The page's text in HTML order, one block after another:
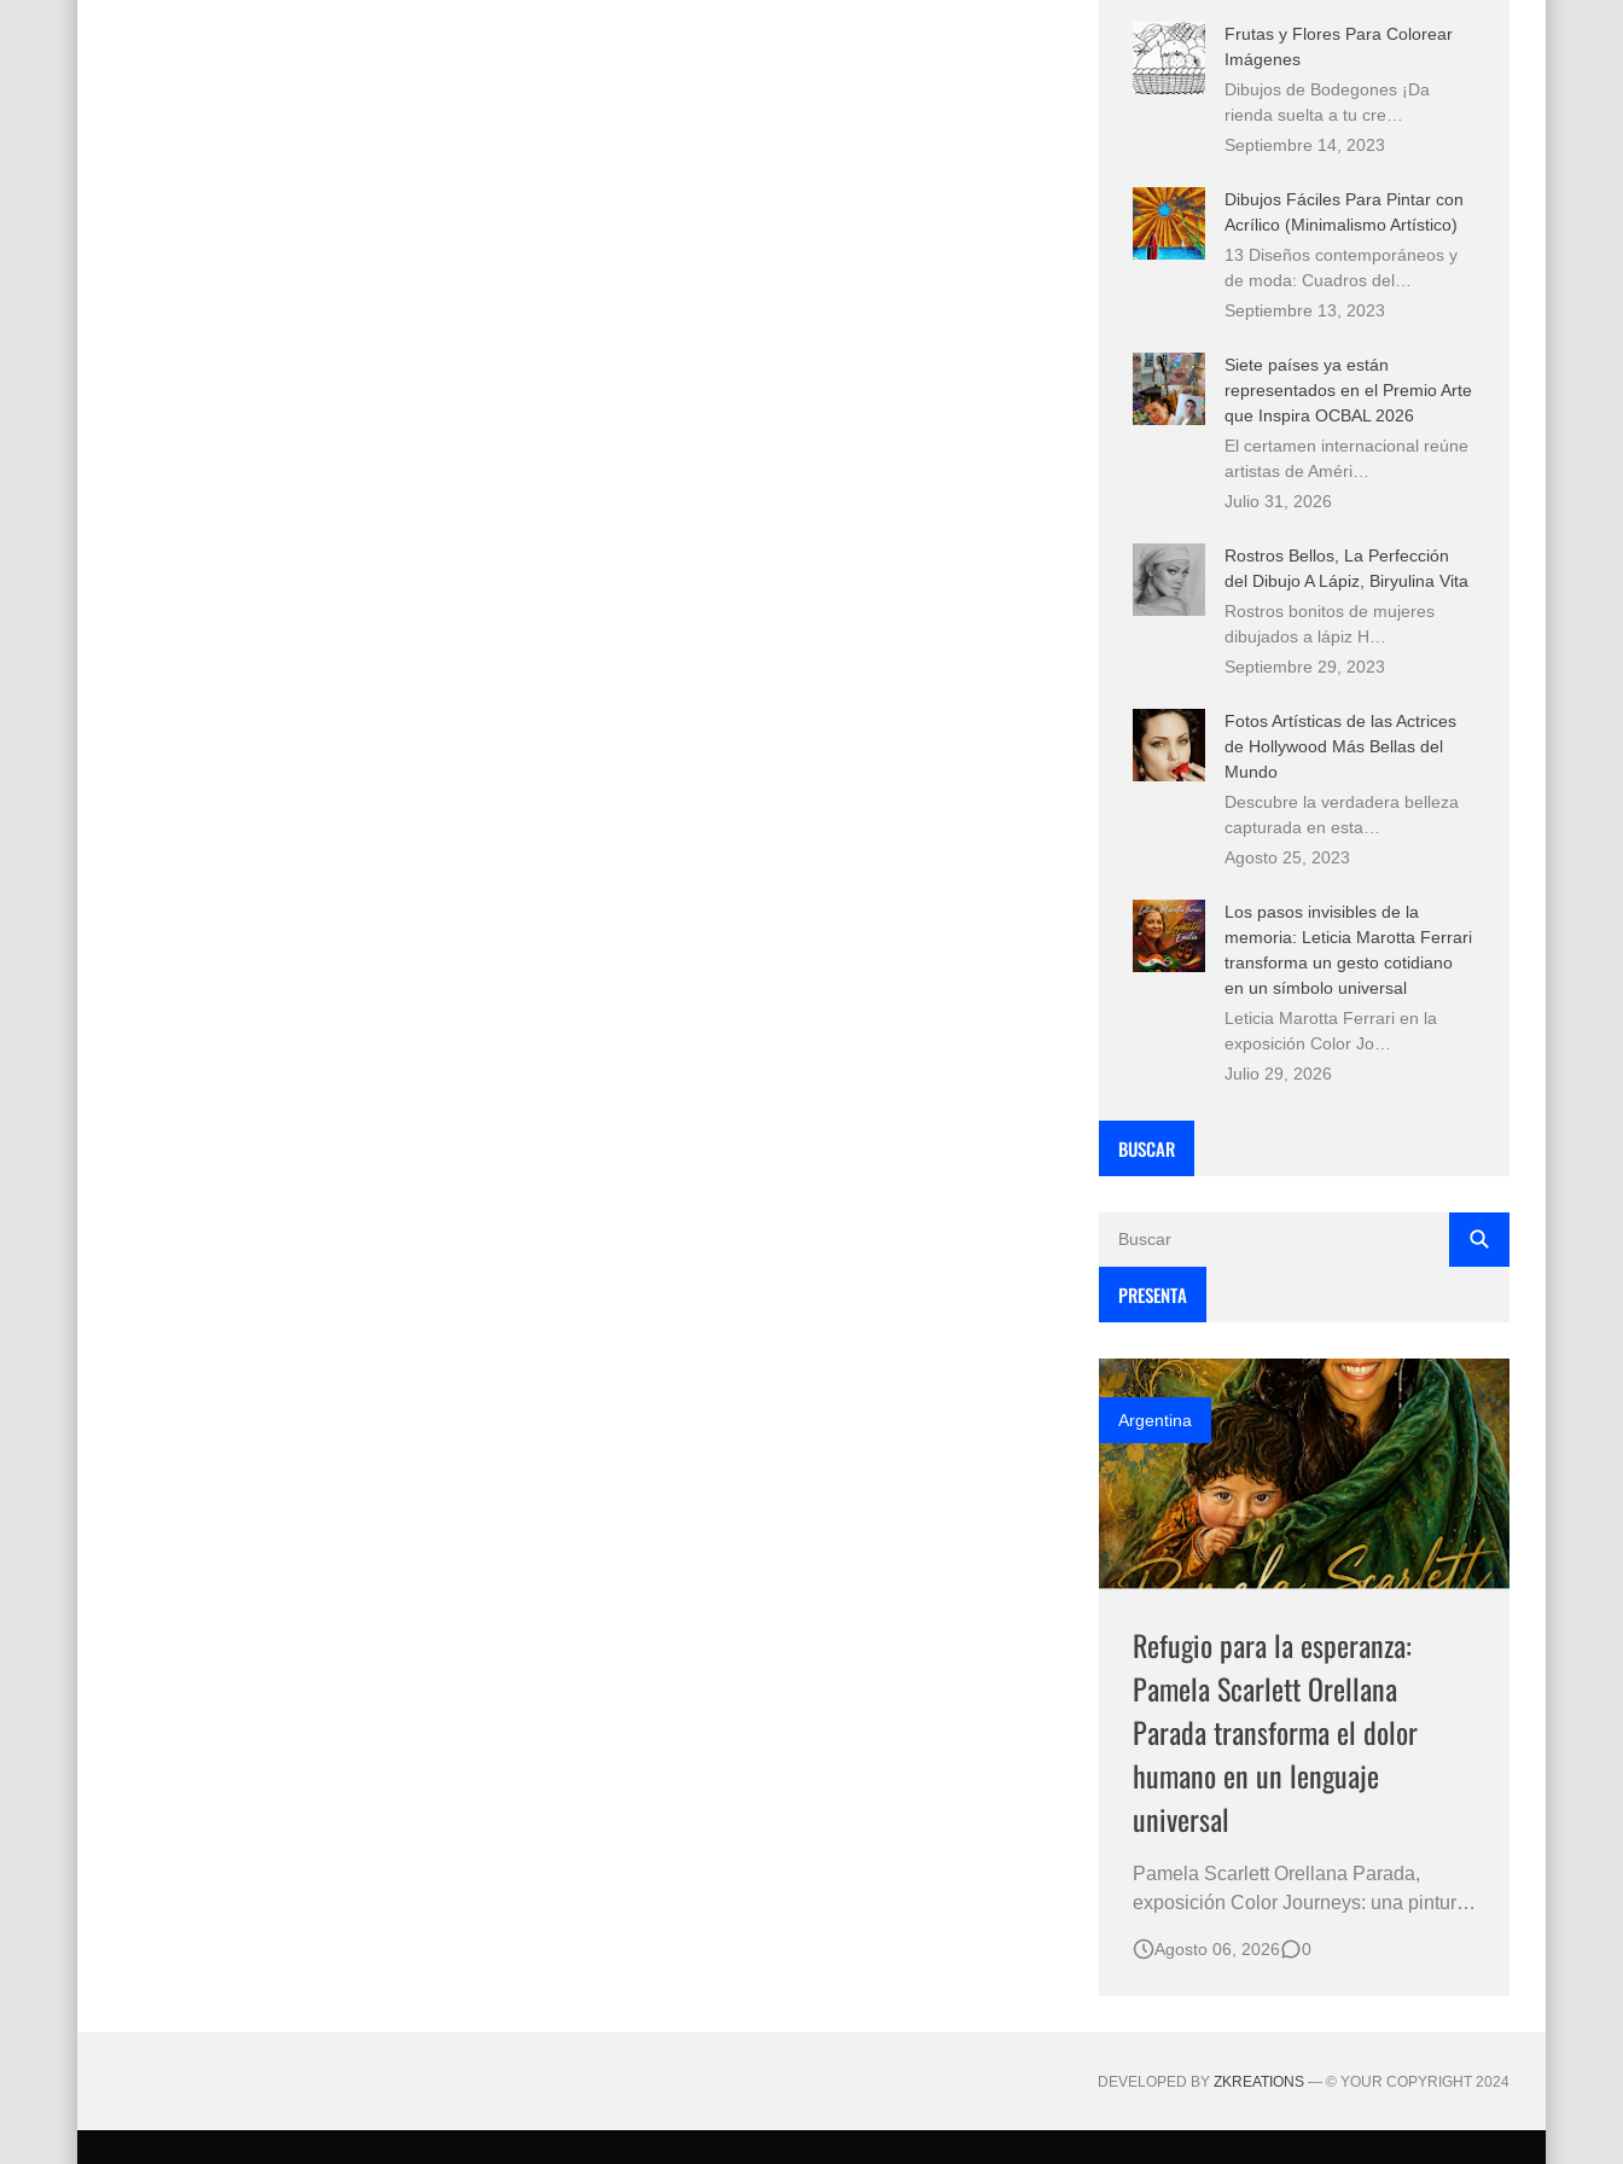
Frutas y Flores Para Colorear
Imágenes
Dibujos de Bodegones ¡Da
rienda suelta a tu cre…
Septiembre 14, 2023
Dibujos Fáciles Para Pintar con
Acrílico (Minimalismo Artístico)
13 Diseños contemporáneos y
de moda: Cuadros del…
Septiembre 13, 2023
Siete países ya están
representados en el Premio Arte
que Inspira OCBAL 2026
El certamen internacional reúne
artistas de Améri…
Julio 31, 2026
Rostros Bellos, La Perfección
del Dibujo A Lápiz, Biryulina Vita
Rostros bonitos de mujeres
dibujados a lápiz H…
Septiembre 29, 2023
Fotos Artísticas de las Actrices
de Hollywood Más Bellas del
Mundo
Descubre la verdadera belleza
capturada en esta…
Agosto 25, 2023
Los pasos invisibles de la
memoria: Leticia Marotta Ferrari
transforma un gesto cotidiano
en un símbolo universal
Leticia Marotta Ferrari en la
exposición Color Jo…
Julio 29, 2026
BUSCAR
PRESENTA
Argentina
Refugio para la esperanza:
Pamela Scarlett Orellana
Parada transforma el dolor
humano en un lenguaje
universal
Pamela Scarlett Orellana Parada,
exposición Color Journeys: una pintura
primera mirada basta para comprender
artista Pamela Scarlett Orella…
Agosto 06, 2026 0
DEVELOPED BY ZKREATIONS — © YOUR COPYRIGHT 2024